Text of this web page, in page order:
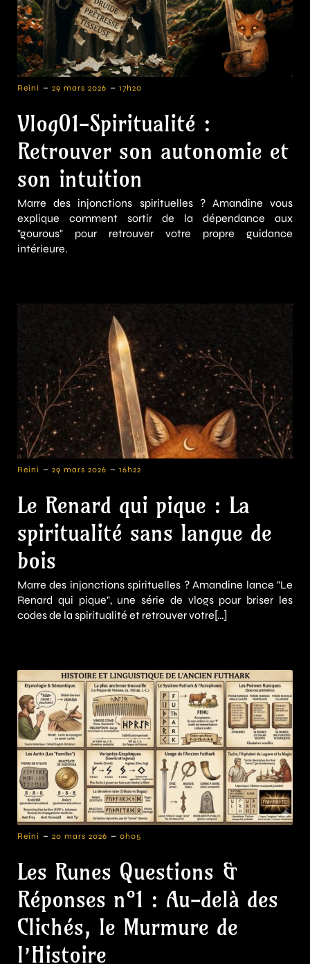
Reini - 29 mars 2026 - 17h20
Vlog01-Spiritualité :
Retrouver son autonomie et
son intuition
Marre des injonctions spirituelles ? Amandine vous
explique comment sortir de la dépendance aux
"gourous" pour retrouver votre propre guidance
intérieure.
Reini - 29 mars 2026 - 16h22
Le Renard qui pique : La
spiritualité sans langue de
bois
Marre des injonctions spirituelles ? Amandine lance "Le
Renard qui pique", une série de vlogs pour briser les
codes de la spiritualité et retrouver votre[…]
Reini - 20 mars 2026 - 0h05
Les Runes Questions &
Réponses n°1 : Au-delà des
Clichés, le Murmure de
l’Histoire